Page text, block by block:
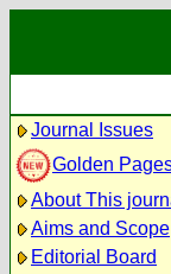
Journal Issues
Golden
About This
Aims and Scope
Editorial Board